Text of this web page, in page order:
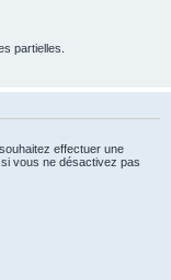
partielles.
effectuer une
vous ne désactivez pas